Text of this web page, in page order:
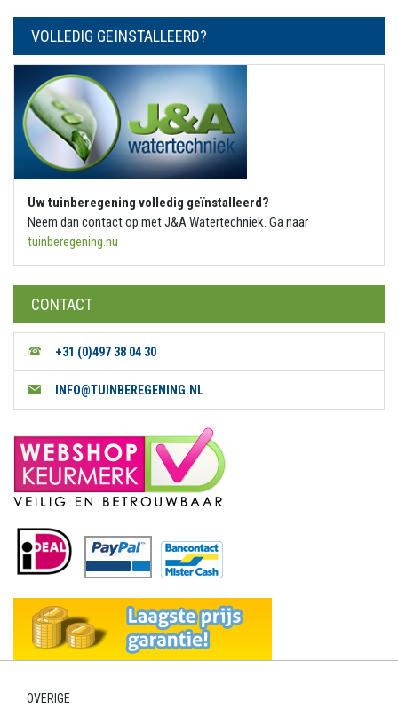
VOLLEDIG GEÏNSTALLEERD?
Uw tuinberegening volledig geïnstalleerd?
Neem dan contact op met J&A Watertechniek. Ga naar
tuinberegening.nu
CONTACT
+31 (0)497 38 04 30
INFO@TUINBEREGENING.NL
OVERIGE